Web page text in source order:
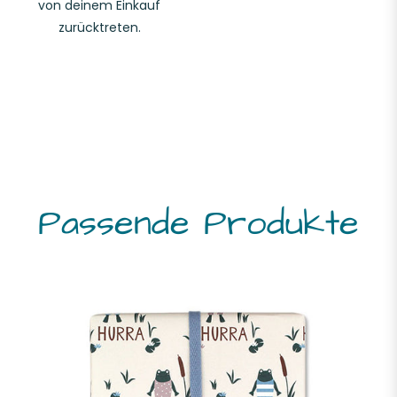
von deinem Einkauf
zurücktreten.
Passende Produkte